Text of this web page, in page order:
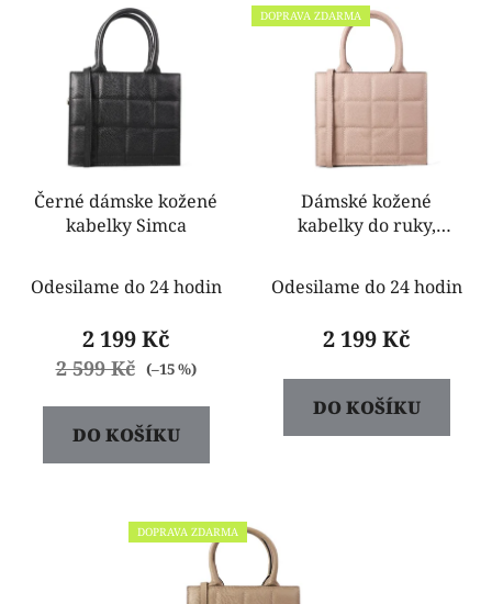
Černé dámske kožené
kabelky Simca
Odesilame do 24 hodin
2 199 Kč
2 599 Kč (–15 %)
DO KOŠÍKU
DOPRAVA ZDARMA
Dámské kožené
kabelky do ruky,
Odesilame do 24 hodin
2 199 Kč
DO KOŠÍKU
DOPRAVA ZDARMA